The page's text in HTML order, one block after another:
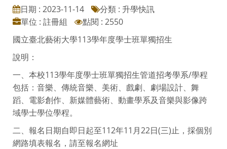
日期 : 2023-11-14
分類 : 升學快訊
單位 : 註冊組
點閱 : 2550
國立臺北藝術大學113學年度學士班單獨招生
說明：
一、本校113學年度學士班單獨招生管道招考學系/學程
包括：音樂、傳統音樂、美術、戲劇、劇場設計、舞
蹈、電影創作、新媒體藝術、動畫學系及音樂與影像跨
域學士學位學程。
二、報名日期自即日起至112年11月22日(三)止，採個別
網路填表報名，請至報名網址